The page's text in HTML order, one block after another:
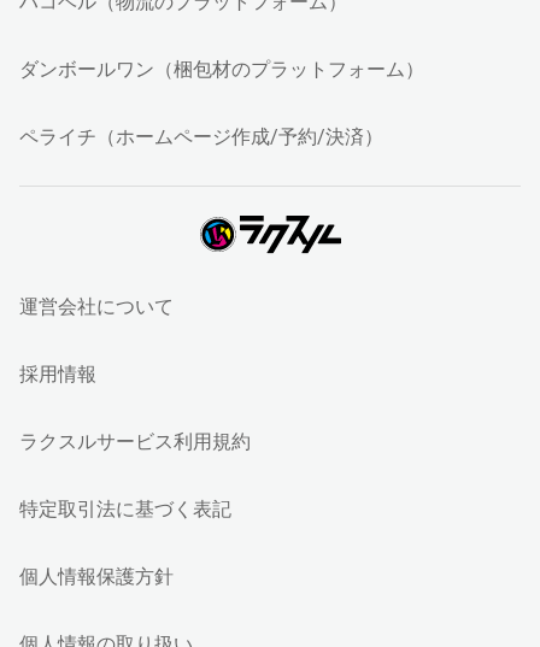
ダンボールワン（梱包材のプラットフォーム）
ペライチ（ホームページ作成/予約/決済）
運営会社について
採用情報
ラクスルサービス利用規約
特定取引法に基づく表記
個人情報保護方針